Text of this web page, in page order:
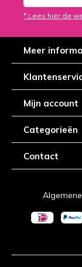
* Lees hier de
Meer
Mijn account
Categorieën
Contact